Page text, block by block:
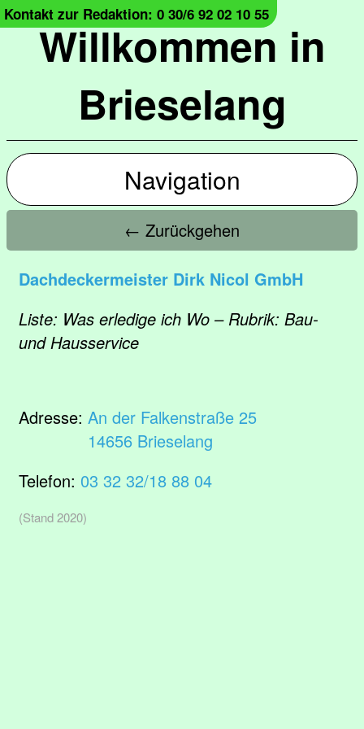
Willkommen in
Brieselang
Kontakt zur Redaktion: 0 30/6 92 02 10 55
Navigation
← Zurückgehen
Dachdeckermeister Dirk Nicol GmbH
Liste: Was erledige ich Wo – Rubrik: Bau-
und Hausservice
Adresse: An der Falkenstraße 25
14656 Brieselang
Telefon: 03 32 32/18 88 04
(Stand 2020)